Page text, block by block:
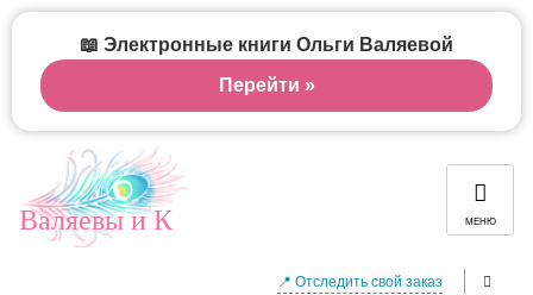
Валяевы и К МЕНЮ
📍 Отследить свой заказ
📖 Электронные книги Ольги Валяевой
Перейти »